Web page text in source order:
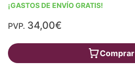
¡GASTOS DE ENVÍO GRATIS!
PVP. 34,00€
Comprar